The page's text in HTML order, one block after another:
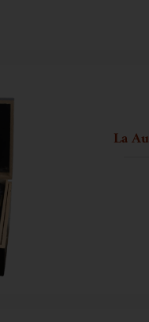
La